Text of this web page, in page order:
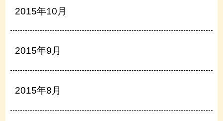
2015年10月
2015年9月
2015年8月